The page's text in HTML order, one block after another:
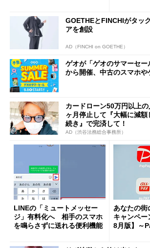
GOETHEとFINCHIがタッ
アを創設
AD（FINCHI on GOETHE）
ゲオが「ゲオのサマーセー
から開催、中古のスマホや
カードローン50万円以上
ヶ月停止して『大幅に減
続き』で完済して！
AD（渋谷法務総合事務所）
LINEの「ミュートメッセー
ジ」有料化へ 相手のスマホ
を鳴らさずに送れる便利機能
あなたの街
キャンペー
8月版】～